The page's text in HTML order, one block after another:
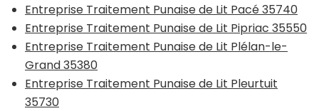
Entreprise Traitement Punaise de Lit Pacé 35740
Entreprise Traitement Punaise de Lit Pipriac 35550
Entreprise Traitement Punaise de Lit Plélan-le-
Grand 35380
Entreprise Traitement Punaise de Lit Pleurtuit
35730